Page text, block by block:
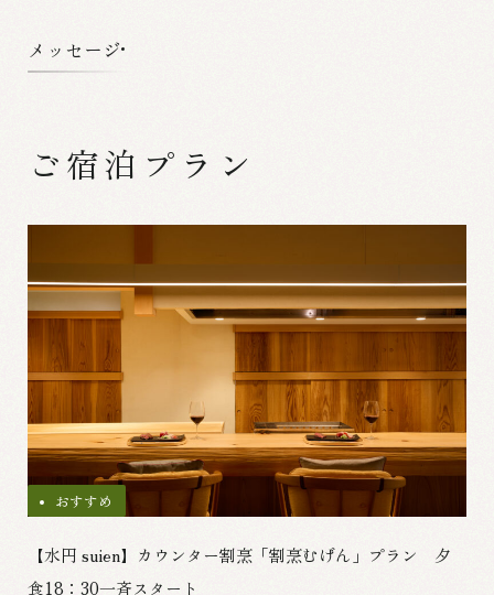
メッセージ
ご宿泊プラン
おすすめ
【水円 suien】カウンター割烹「割烹むげん」プラン 夕
食18：30一斉スタート